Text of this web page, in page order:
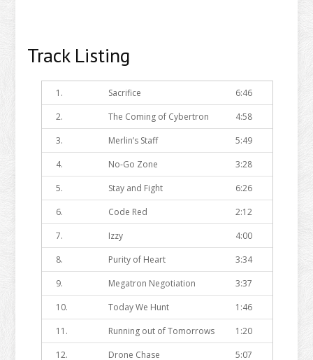
Track Listing
1. Sacrifice
6:46
2.
The Coming of Cybertron
4:58
3.
Merlin’s Staff
5:49
4.
No-Go Zone
3:28
5.
Stay and Fight
6:26
6.
Code Red
2:12
7.
Izzy
4:00
8.
Purity of Heart
3:34
9.
Megatron Negotiation
3:37
10.
Today We Hunt
1:46
11.
Running out of Tomorrows
1:20
12.
Drone Chase 5:07